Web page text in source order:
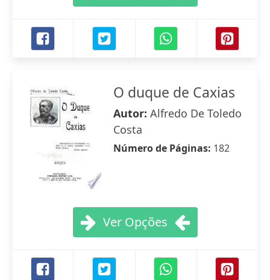
O duque de Caxias
Autor: Alfredo De Toledo
Costa
Número de Páginas: 182
Ver Opções